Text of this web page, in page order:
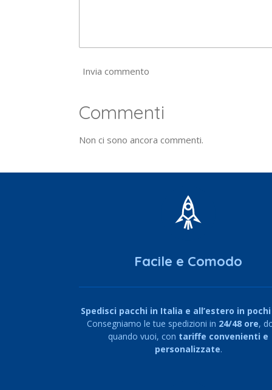
Invia commento
Commenti
Non ci sono ancora commenti.
Facile e Comodo
Spedisci pacchi in Italia e all’estero in
Consegniamo le tue spedizioni in 24/48 ore,
quando vuoi, con tariffe convenienti e
personalizzate.